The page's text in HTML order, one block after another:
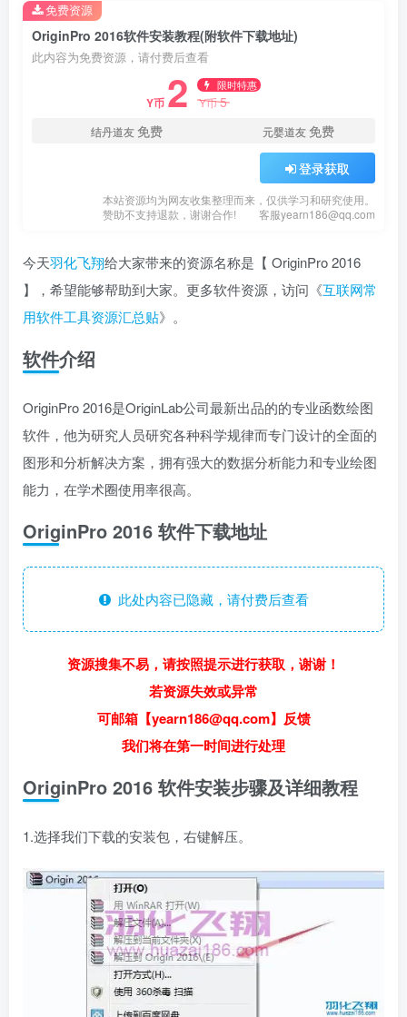
OriginPro 2016软件安装教程(附软件下载地址)
此内容为免费资源，请付费后查看
Y币 2 限时特惠
Y币5
结丹道友免费 元婴道友免费
登录获取
本站资源均为网友收集整理而来，仅供学习和研究使用。
赞助不支持退款，谢谢合作!
客服yearn186@qq.com
免费资源
今天羽化飞翔给大家带来的资源名称是【 OriginPro 2016
】，希望能够帮助到大家。更多软件资源，访问《互联网常
用软件工具资源汇总贴》。
软件介绍
OriginPro 2016是OriginLab公司最新出品的的专业函数绘图
软件，他为研究人员研究各种科学规律而专门设计的全面的
图形和分析解决方案，拥有强大的数据分析能力和专业绘图
能力，在学术圈使用率很高。
OriginPro 2016 软件下载地址
此处内容已隐藏，请付费后查看
资源搜集不易，请按照提示进行获取，谢谢！
若资源失效或异常
可邮箱【yearn186@qq.com】反馈
我们将在第一时间进行处理
OriginPro 2016 软件安装步骤及详细教程
1.选择我们下载的安装包，右键解压。